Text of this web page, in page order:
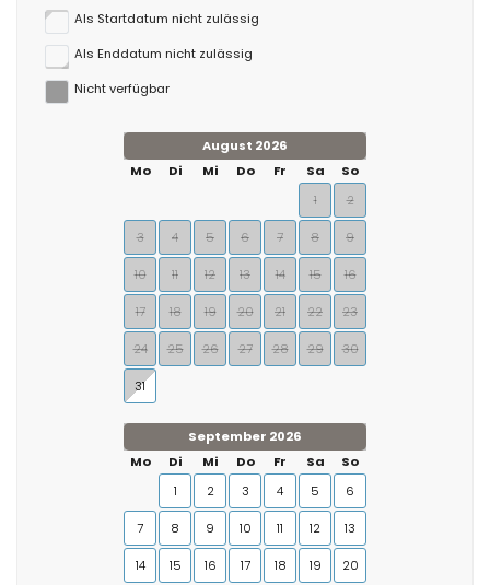
Als Startdatum nicht zulässig
Als Enddatum nicht zulässig
Nicht verfügbar
August 2026
Mo
Di Mi Do Fr Sa
So
1
2
3 4 5 6 7 8 9
10 11 12 13 14 15 16
17 18 19 20 21 22 23
24 25 26 27 28 29 30
31
September 2026
Mo
Di Mi Do Fr Sa
So
1
2 3 4 5 6
7 8 9 10 11 12 13
14 15 16 17 18 19 20